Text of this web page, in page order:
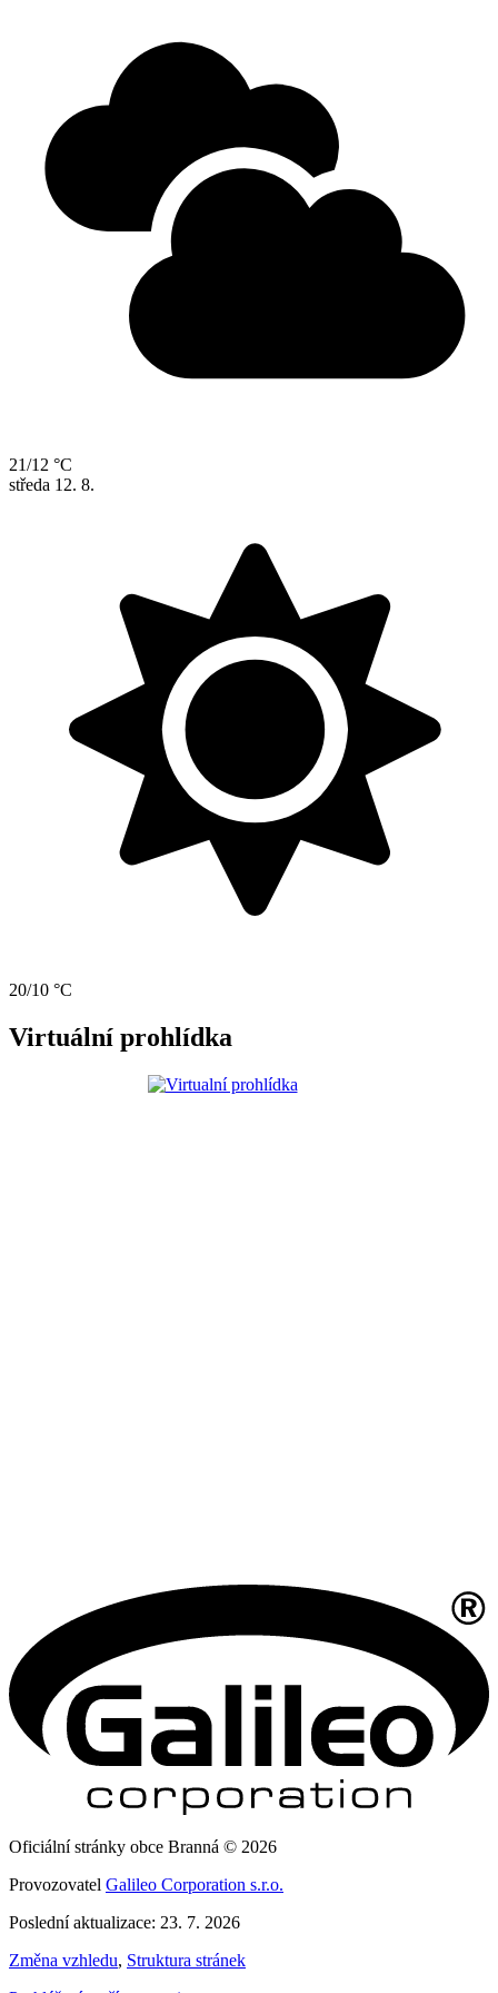
21/12 °C
středa 12. 8.
20/10 °C
Virtuální prohlídka
Oficiální stránky obce Branná © 2026
Provozovatel Galileo Corporation s.r.o.
Poslední aktualizace: 23. 7. 2026
Změna vzhledu, Struktura stránek